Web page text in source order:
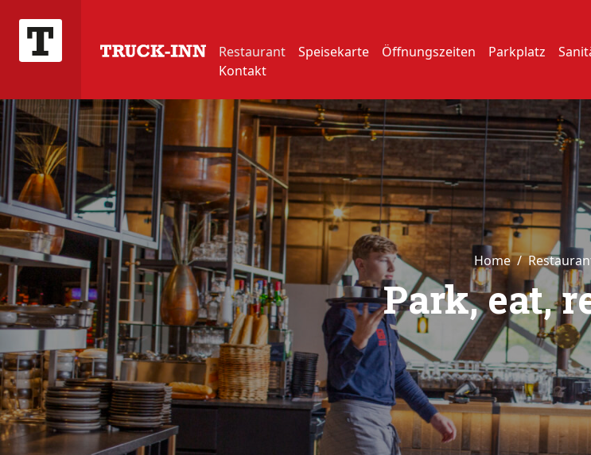
Restaurant Speisekarte Öffnungszeiten Parkplatz
Kontakt
Home
Park, eat,